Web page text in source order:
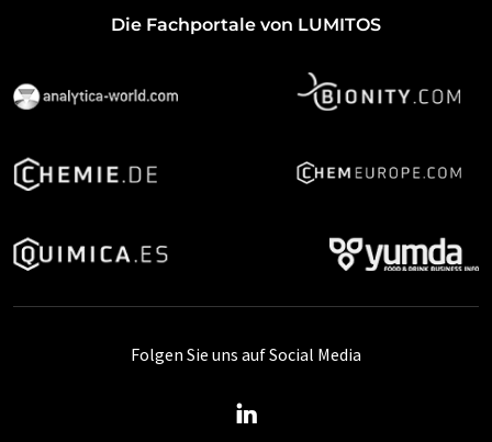
Die Fachportale von LUMITOS
Folgen Sie uns auf Social Media